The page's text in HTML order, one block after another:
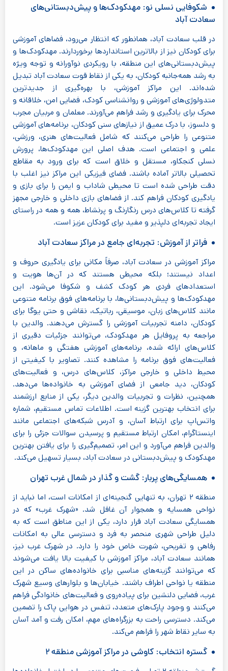
شکوفایی نسلی نو: مهدکودک‌ها و پیش‌دبستانی‌های
سعادت آباد
در قلب سعادت آباد، همانطور که انتظار می‌رود، فضاهای آموزشی
برای کودکان نیز از بالاترین استانداردها برخوردارند. مهدکودک‌ها و
پیش‌دبستانی‌های این منطقه، با رویکردی نوآورانه و توجه ویژه
به رشد همه‌جانبه کودکان، به یکی از نقاط قوت سعادت آباد تبدیل
شده‌اند. این مراکز آموزشی، با بهره‌گیری از جدیدترین
متدولوژی‌های آموزشی و روانشناسی کودک، فضایی امن، خلاقانه و
محرک برای یادگیری و رشد فراهم می‌آورند. معلمان و مربیان مجرب
و دلسوز، با درک عمیق از نیازهای سنی کودکان، برنامه‌های آموزشی
متنوعی را طراحی می‌کنند که شامل فعالیت‌های هنری، ورزشی،
علمی و اجتماعی است. هدف اصلی این مهدکودک‌ها، پرورش
نسلی کنجکاو، مستقل و خلاق است که برای ورود به مقاطع
تحصیلی بالاتر آماده باشند. فضای فیزیکی این مراکز نیز اغلب با
دقت طراحی شده است تا محیطی شاداب و ایمن را برای بازی و
یادگیری کودکان فراهم کند. از فضاهای بازی داخلی و خارجی مجهز
گرفته تا کلاس‌های درس رنگارنگ و پرنشاط، همه و همه در راستای
ایجاد تجربه‌ای دلپذیر و مفید برای کودکان عزیز است.
فراتر از آموزش: تجربه‌ای جامع در مراکز سعادت آباد
مراکز آموزشی در سعادت آباد، صرفاً مکانی برای یادگیری حروف و
اعداد نیستند؛ بلکه محیطی هستند که در آن‌ها هویت و
استعدادهای فردی هر کودک کشف و شکوفا می‌شود. این
مهدکودک‌ها و پیش‌دبستانی‌ها، با برنامه‌های فوق برنامه متنوعی
مانند کلاس‌های زبان، موسیقی، رباتیک، نقاشی و حتی یوگا برای
کودکان، دامنه تجربیات آموزشی را گسترش می‌دهند. والدین با
مراجعه به پروفایل هر مهدکودک، می‌توانند جزئیات دقیری از
کلاس‌های ارائه شده، برنامه‌های آموزشی هفتگی و ماهانه، و
فعالیت‌های فوق برنامه را مشاهده کنند. تصاویر با کیفیتی از
محیط داخلی و خارجی مراکز، کلاس‌های درس، و فعالیت‌های
کودکان، دید جامعی از فضای آموزشی به خانواده‌ها می‌دهد.
همچنین، نظرات و تجربیات والدین دیگر، یکی از منابع ارزشمند
برای انتخاب بهترین گزینه است. اطلاعات تماس مستقیم، شماره
واتس‌اپ برای ارتباط آسان، و آدرس شبکه‌های اجتماعی مانند
اینستاگرام، امکان ارتباط مستقیم و پرسیدن سوالات جزئی را برای
والدین فراهم می‌آورد و این امر، تصمیم‌گیری را برای یافتن بهترین
مهدکودک و پیش‌دبستانی در سعادت آباد، بسیار تسهیل می‌کند.
همسایگی‌های پربار: گشت و گذار در شمال غرب تهران
منطقه ۲ تهران، به تنهایی گنجینه‌ای از امکانات است، اما نباید از
نواحی همسایه و همجوار آن غافل شد. «شهرک غرب» که در
همسایگی سعادت آباد قرار دارد، یکی از این مناطق است که به
دلیل طراحی شهری منحصر به فرد و دسترسی عالی به امکانات
رفاهی و تفریحی، شهرت خاص خود را دارد. در شهرک غرب نیز،
همانند سعادت آباد، مراکز آموزشی با کیفیت بالا یافت می‌شوند
که می‌توانند گزینه‌های مناسبی برای خانواده‌های ساکن در این
منطقه یا نواحی اطراف باشند. خیابان‌ها و بلوارهای وسیع شهرک
غرب، فضایی دلنشین برای پیاده‌روی و فعالیت‌های خانوادگی فراهم
می‌کنند و وجود پارک‌های متعدد، تنفس در هوایی پاک را تضمین
می‌کند. دسترسی راحت به بزرگراه‌های مهم، امکان رفت و آمد آسان
به سایر نقاط شهر را فراهم می‌کند.
گستره انتخاب: کاوشی در مراکز آموزشی منطقه ۲